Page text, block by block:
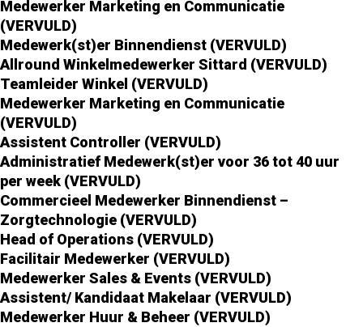
Medewerker Marketing en Communicatie
(VERVULD)
Medewerk(st)er Binnendienst (VERVULD)
Allround Winkelmedewerker Sittard (VERVULD)
Teamleider Winkel (VERVULD)
Medewerker Marketing en Communicatie
(VERVULD)
Assistent Controller (VERVULD)
Administratief Medewerk(st)er voor 36 tot 40 uur
per week (VERVULD)
Commercieel Medewerker Binnendienst –
Zorgtechnologie (VERVULD)
Head of Operations (VERVULD)
Facilitair Medewerker (VERVULD)
Medewerker Sales & Events (VERVULD)
Assistent/ Kandidaat Makelaar (VERVULD)
Medewerker Huur & Beheer (VERVULD)